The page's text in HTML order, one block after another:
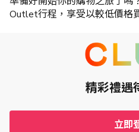
Outlet行程，享受以較低價格
精彩禮遇
立即